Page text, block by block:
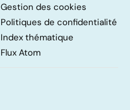
Gestion des cookies
Politiques de confidentialité
Index thématique
Flux Atom